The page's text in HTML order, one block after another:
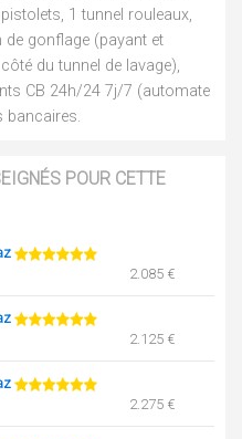
1 tunnel rouleaux,
gonflage (payant et
du tunnel de lavage),
CB 24h/24 7j/7 (automate
bancaires.
POUR CETTE
2.085 €
2.125 €
2.275 €